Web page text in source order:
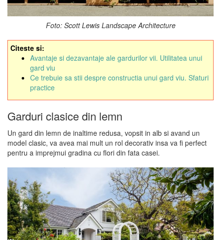
Foto: Scott Lewis Landscape Architecture
Citeste si:
Avantaje si dezavantaje ale gardurilor vii. Utilitatea unui
gard viu
Ce trebuie sa stii despre constructia unui gard viu. Sfaturi
practice
Garduri clasice din lemn
Un gard din lemn de inaltime redusa, vopsit in alb si avand un
model clasic, va avea mai mult un rol decorativ insa va fi perfect
pentru a imprejmui gradina cu flori din fata casei.